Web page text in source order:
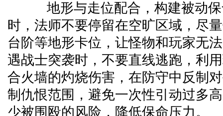
地形与走位配合，构建被动保
时，法师不要停留在空旷区域，尽
台阶等地形卡位，让怪物和玩家无
遇战士突袭时，不要直线逃跑，利
合火墙的灼烧伤害，在防守中反制
制仇恨范围，避免一次性引动过多
少被围殴的风险，降低保命压力。